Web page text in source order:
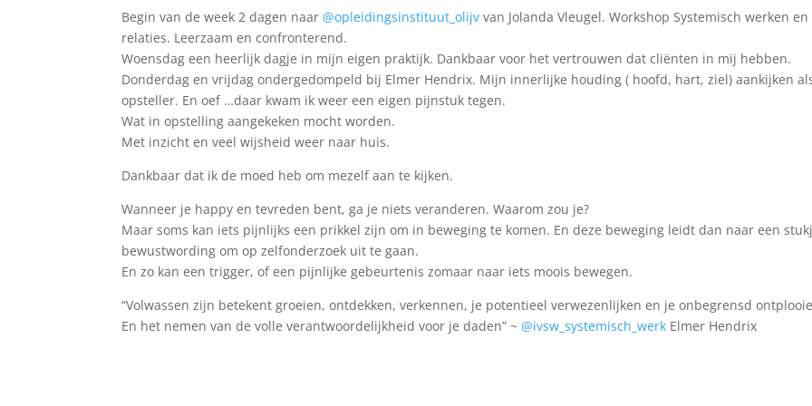
Begin van de week 2 dagen naar@opleidingsinstituut_olijv van Jolanda Vleugel. Workshop Systemisch werken en
relaties. Leerzaam en confronterend.
Woensdag een heerlijk dagje in mijn eigen praktijk. Dankbaar voor het vertrouwen dat cliënten in mij hebben.
Donderdag en vrijdag ondergedompeld bij Elmer Hendrix. Mijn innerlijke houding ( hoofd, hart, ziel) aankijken
opsteller. En oef …daar kwam ik weer een eigen pijnstuk tegen.
Wat in opstelling aangekeken mocht worden.
Met inzicht en veel wijsheid weer naar huis.
Dankbaar dat ik de moed heb om mezelf aan te kijken.
Wanneer je happy en tevreden bent, ga je niets veranderen. Waarom zou je?
Maar soms kan iets pijnlijks een prikkel zijn om in beweging te komen. En deze beweging leidt dan naar een
bewustwording om op zelfonderzoek uit te gaan.
En zo kan een trigger, of een pijnlijke gebeurtenis zomaar naar iets moois bewegen.
“Volwassen zijn betekent groeien, ontdekken, verkennen, je potentieel verwezenlijken en je onbegrensd
En het nemen van de volle verantwoordelijkheid voor je daden” ~@ivsw_systemisch_werk Elmer Hendrix